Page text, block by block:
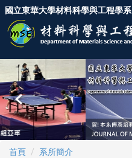
跳
到
主
要
內
區
國立東華大學材料科學與工程學系
首頁 系所簡介